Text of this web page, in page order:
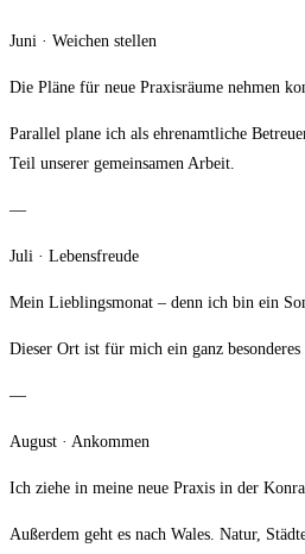
Juni · Weichen stellen
Die Pläne für neue Praxisräume nehmen
Parallel plane ich als ehrenamtliche
Teil unserer gemeinsamen Arbeit.
—
Juli · Lebensfreude
Mein Lieblingsmonat – denn ich bin ein
Dieser Ort ist für mich ein ganz
—
August · Ankommen
Ich ziehe in meine neue Praxis in der
Außerdem geht es nach Wales. Natur,